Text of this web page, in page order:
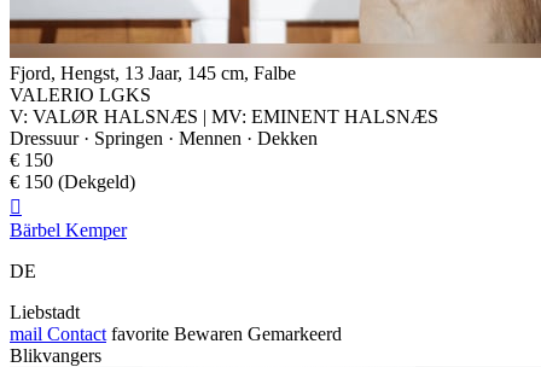
Fjord, Hengst, 13 Jaar, 145 cm, Falbe
VALERIO LGKS
V: VALØR HALSNÆS | MV: EMINENT HALSNÆS
Dressuur · Springen · Mennen · Dekken
€ 150
€ 150 (Dekgeld)

Bärbel Kemper
DE
Liebstadt
mail Contact favorite Bewaren Gemarkeerd
Blikvangers